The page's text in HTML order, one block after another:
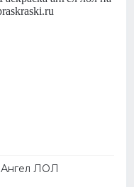
Ангел ЛОЛ